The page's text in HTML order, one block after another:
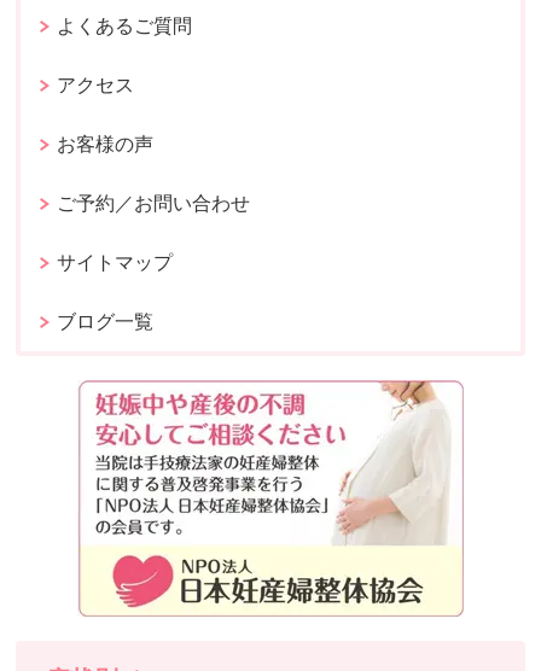
よくあるご質問
アクセス
お客様の声
ご予約／お問い合わせ
サイトマップ
ブログ一覧